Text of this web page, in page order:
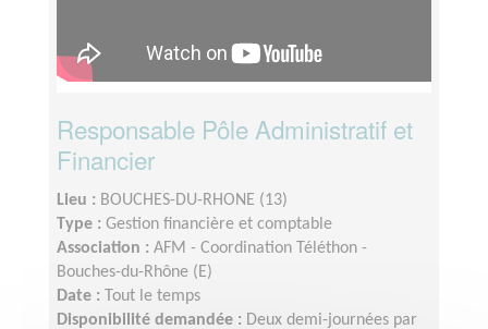
Responsable Pôle Administratif et
Financier
Lieu : BOUCHES-DU-RHONE (13)
Type : Gestion financière et comptable
Association : AFM - Coordination Téléthon -
Bouches-du-Rhône (E)
Date :
Tout le temps
Disponibilité demandée : Deux demi-journées par